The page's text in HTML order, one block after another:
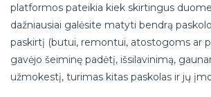
platformos pateikia kiek skirtingus
dažniausiai galėsite matyti bendrą
paskirtį (butui, remontui, atostogoms ar
gavėjo šeiminę padėtį, išsilavinimą,
užmokestį, turimas kitas paskolas ir jų